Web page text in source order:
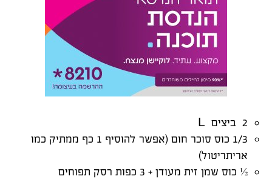
2 ביצים L
1/3 כוס סוכר חום (אפשר להוסיף 1 כף ממתיק כמו
אריתריטול)
½ כוס שמן זית מעודן + 3 כפות רסק תפוחים